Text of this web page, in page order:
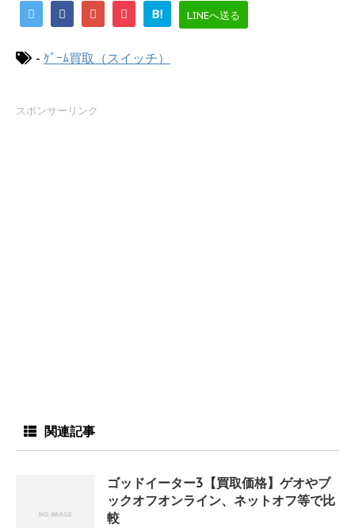
B! LINEへ送る
- ｹﾞｰﾑ買取（スイッチ）
スポンサーリンク
関連記事
ゴッドイーター3【買取価格】ゲオやブ
ックオフオンライン、ネットオフ等で比
較